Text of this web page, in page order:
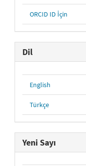
ORCID ID İçin
Dil
English
Türkçe
Yeni Sayı